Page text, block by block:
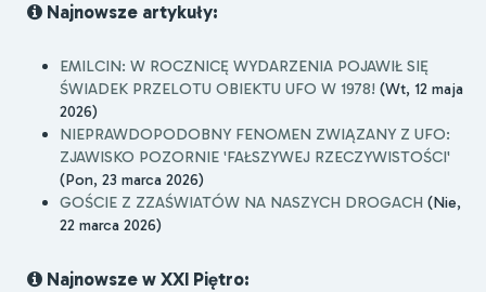
Najnowsze artykuły:
EMILCIN: W ROCZNICĘ WYDARZENIA POJAWIŁ SIĘ
ŚWIADEK PRZELOTU OBIEKTU UFO W 1978! (Wt, 12 maja
2026)
NIEPRAWDOPODOBNY FENOMEN ZWIĄZANY Z UFO:
ZJAWISKO POZORNIE 'FAŁSZYWEJ RZECZYWISTOŚCI'
(Pon, 23 marca 2026)
GOŚCIE Z ZZAŚWIATÓW NA NASZYCH DROGACH (Nie,
22 marca 2026)
Najnowsze w XXI Piętro: